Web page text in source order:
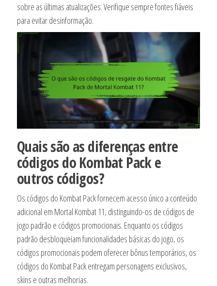
sobre as últimas atualizações. Verifique sempre fontes fiáveis
para evitar desinformação.
Quais são as diferenças entre
códigos do Kombat Pack e
outros códigos?
Os códigos do Kombat Pack fornecem acesso único a conteúdo
adicional em Mortal Kombat 11, distinguindo-os de códigos de
jogo padrão e códigos promocionais. Enquanto os códigos
padrão desbloqueiam funcionalidades básicas do jogo, os
códigos promocionais podem oferecer bônus temporários, os
códigos do Kombat Pack entregam personagens exclusivos,
skins e outras melhorias.